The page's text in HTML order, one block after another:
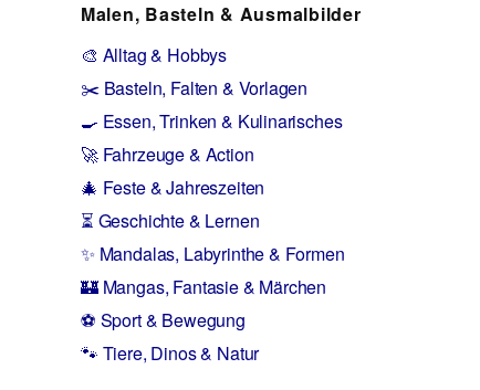
Malen, Basteln & Ausmalbilder
🎨 Alltag & Hobbys
✂️ Basteln, Falten & Vorlagen
🍳 Essen, Trinken & Kulinarisches
🚀 Fahrzeuge & Action
🎄 Feste & Jahreszeiten
⏳ Geschichte & Lernen
✨ Mandalas, Labyrinthe & Formen
🏰 Mangas, Fantasie & Märchen
⚽ Sport & Bewegung
🐾 Tiere, Dinos & Natur